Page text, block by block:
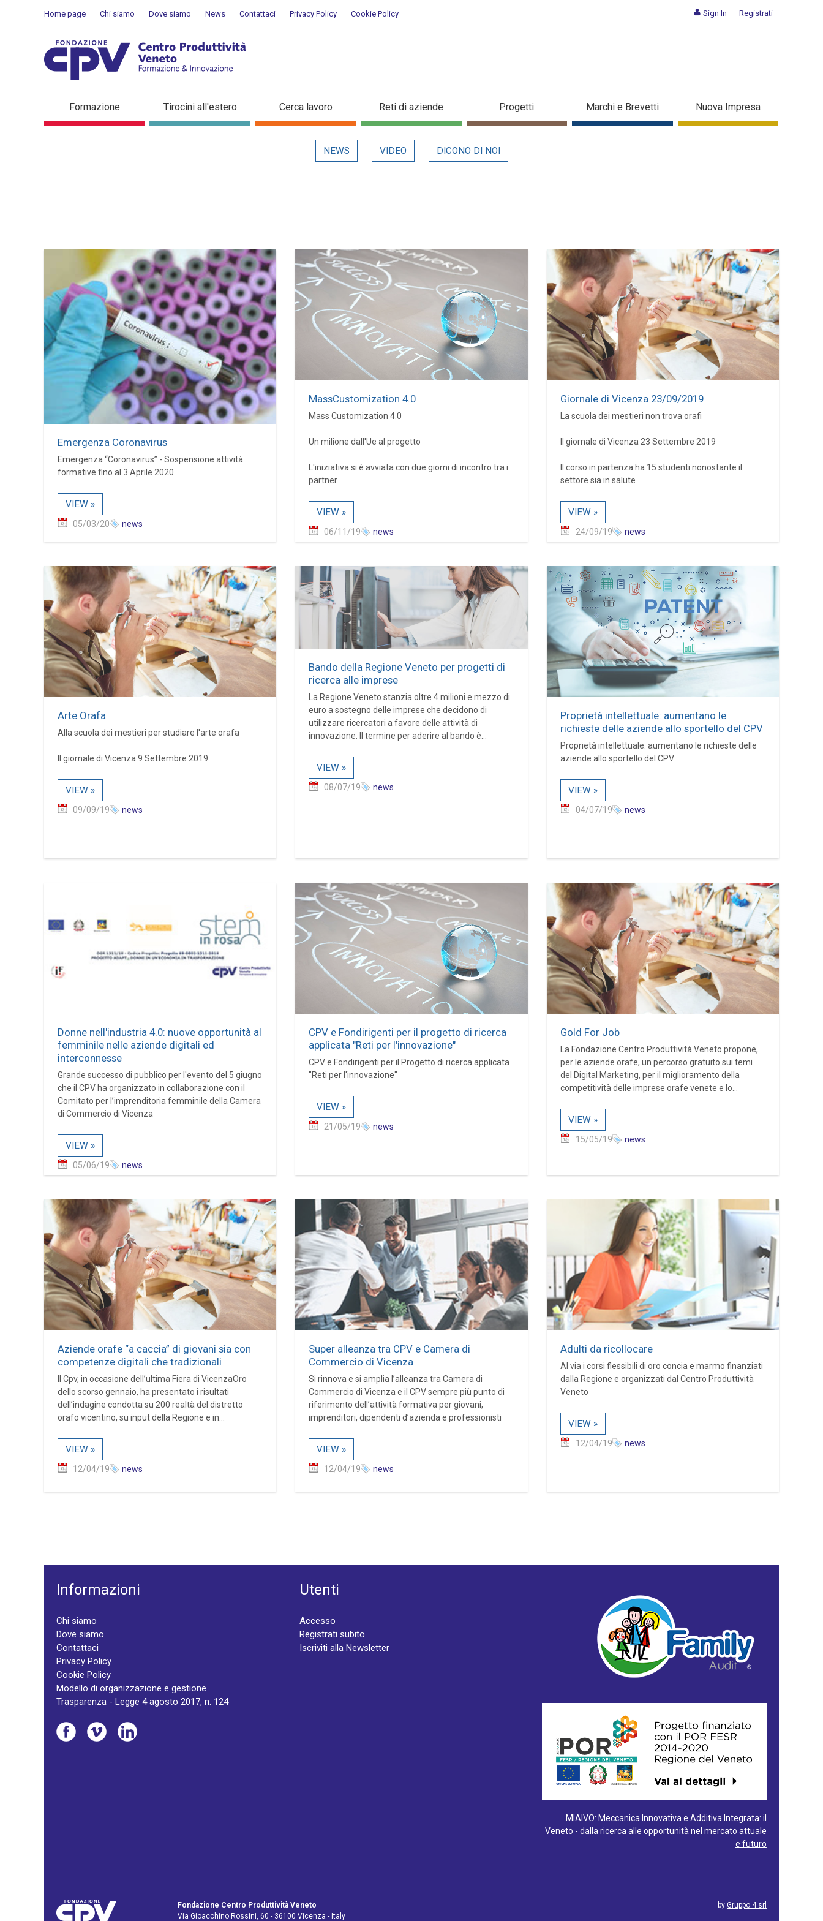
Sign In Registrati
Home page Chi siamo Dove siamo News Contattaci Privacy Policy Cookie Policy
Dettaglio in evidenza
Formazione Tirocini all'estero Cerca lavoro Reti di aziende Progetti Marchi e Brevetti Nuova Impresa
NEWS VIDEO DICONO DI NOI
Emergenza Coronavirus
Emergenza “Coronavirus” - Sospensione attività
formative fino al 3 Aprile 2020
VIEW »
05/03/20 news
MassCustomization 4.0
Mass Customization 4.0
Un milione dall'Ue al progetto
L'iniziativa si è avviata con due giorni di incontro tra i
partner
VIEW »
06/11/19 news
Giornale di Vicenza 23/09/2019
La scuola dei mestieri non trova orafi
Il giornale di Vicenza 23 Settembre 2019
Il corso in partenza ha 15 studenti nonostante il
settore sia in salute
VIEW »
24/09/19 news
Arte Orafa
Alla scuola dei mestieri per studiare l'arte orafa
Il giornale di Vicenza 9 Settembre 2019
VIEW »
09/09/19 news
Bando della Regione Veneto per progetti di
ricerca alle imprese
La Regione Veneto stanzia oltre 4 milioni e mezzo di
euro a sostegno delle imprese che decidono di
utilizzare ricercatori a favore delle attività di
innovazione. Il termine per aderire al bando è...
VIEW »
08/07/19 news
Proprietà intellettuale: aumentano le
richieste delle aziende allo sportello del CPV
Proprietà intellettuale: aumentano le richieste delle
aziende allo sportello del CPV
VIEW »
04/07/19 news
Donne nell'industria 4.0: nuove opportunità al
femminile nelle aziende digitali ed
interconnesse
Grande successo di pubblico per l'evento del 5 giugno
che il CPV ha organizzato in collaborazione con il
Comitato per l’imprenditoria femminile della Camera
di Commercio di Vicenza
VIEW »
05/06/19 news
CPV e Fondirigenti per il progetto di ricerca
applicata "Reti per l'innovazione"
CPV e Fondirigenti per il Progetto di ricerca applicata
"Reti per l'innovazione"
VIEW »
21/05/19 news
Gold For Job
La Fondazione Centro Produttività Veneto propone,
per le aziende orafe, un percorso gratuito sui temi
del Digital Marketing, per il miglioramento della
competitività delle imprese orafe venete e lo...
VIEW »
15/05/19 news
Aziende orafe “a caccia” di giovani sia con
competenze digitali che tradizionali
Il Cpv, in occasione dell’ultima Fiera di VicenzaOro
dello scorso gennaio, ha presentato i risultati
dell’indagine condotta su 200 realtà del distretto
orafo vicentino, su input della Regione e in...
VIEW »
12/04/19 news
Super alleanza tra CPV e Camera di
Commercio di Vicenza
Si rinnova e si amplia l’alleanza tra Camera di
Commercio di Vicenza e il CPV sempre più punto di
riferimento dell’attività formativa per giovani,
imprenditori, dipendenti d’azienda e professionisti
VIEW »
12/04/19 news
Adulti da ricollocare
Al via i corsi flessibili di oro concia e marmo finanziati
dalla Regione e organizzati dal Centro Produttività
Veneto
VIEW »
12/04/19 news
Informazioni
Chi siamo
Dove siamo
Contattaci
Privacy Policy
Cookie Policy
Modello di organizzazione e gestione
Trasparenza - Legge 4 agosto 2017, n. 124
Utenti
Accesso
Registrati subito
Iscriviti alla Newsletter
MIAIVO: Meccanica Innovativa e Additiva Integrata: il
Veneto - dalla ricerca alle opportunità nel mercato attuale
e futuro
Fondazione Centro Produttività Veneto
Via Gioacchino Rossini, 60 - 36100 Vicenza - Italy
by Gruppo 4 srl